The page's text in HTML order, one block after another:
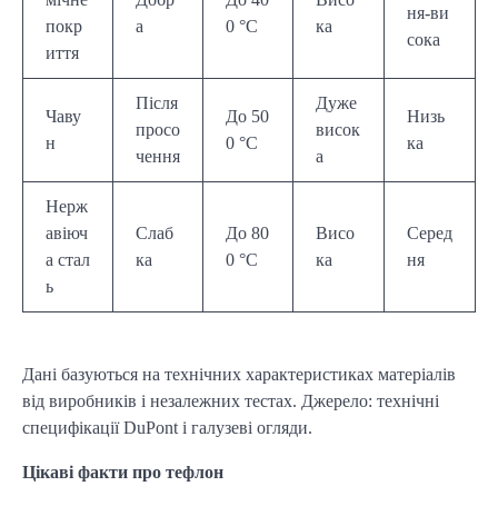
покр
иття
а
0 °C
ка
ня-ви
сока
Чаву
н
Після
просо
чення
До 50
0 °C
Дуже
висок
а
Низь
ка
Нерж
авіюч
а стал
ь
Слаб
ка
До 80
0 °C
Висо
ка
Серед
ня
Дані базуються на технічних характеристиках матеріалів
від виробників і незалежних тестах. Джерело: технічні
специфікації DuPont і галузеві огляди.
Цікаві факти про тефлон